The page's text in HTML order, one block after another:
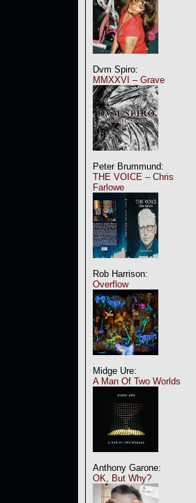
Dvm Spiro:
MMXXVI – Grave
Peter Brummund:
THE VOICE – Chris
Farlowe
Rob Harrison:
Overflow
Midge Ure:
A Man Of Two Worlds
Anthony Garone:
OK, But Why?